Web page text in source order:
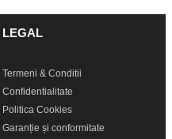
LEGAL
Termeni & Conditii
Confidentialitate
Politica Cookies
Garanție și conformitate